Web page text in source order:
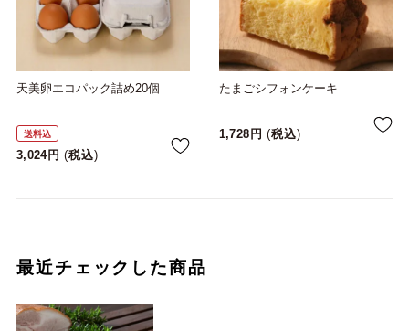
天美卵エコパック詰め20個
送料込
3,024 税込
たまごシフォンケーキ
1,728 税込
最近チェックした商品